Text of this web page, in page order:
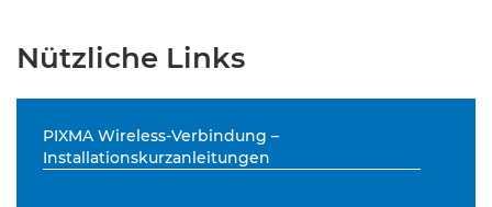
Nützliche Links
PIXMA Wireless-Verbindung –
Installationskurzanleitungen